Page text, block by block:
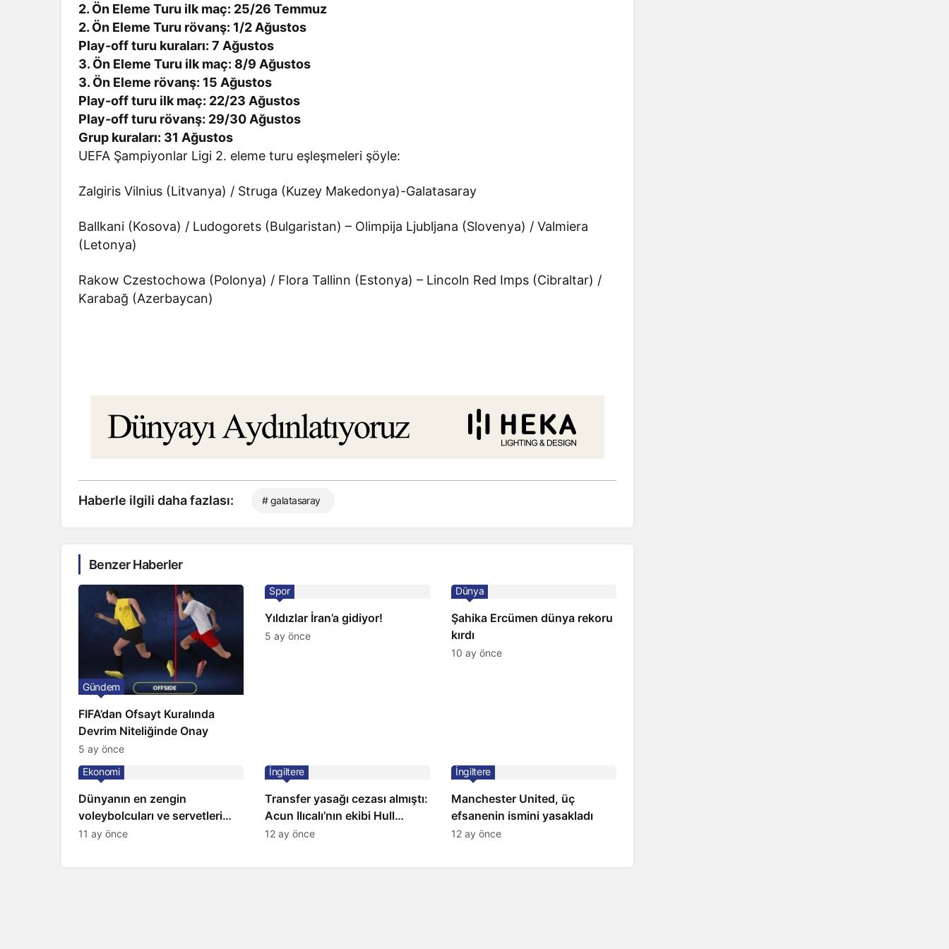
2. Ön Eleme Turu ilk maç: 25/26 Temmuz
2. Ön Eleme Turu rövanş: 1/2 Ağustos
Play-off turu kuraları: 7 Ağustos
3. Ön Eleme Turu ilk maç: 8/9 Ağustos
3. Ön Eleme rövanş: 15 Ağustos
Play-off turu ilk maç: 22/23 Ağustos
Play-off turu rövanş: 29/30 Ağustos
Grup kuraları: 31 Ağustos
UEFA Şampiyonlar Ligi 2. eleme turu eşleşmeleri şöyle:
Zalgiris Vilnius (Litvanya) / Struga (Kuzey Makedonya)-Galatasaray
Ballkani (Kosova) / Ludogorets (Bulgaristan) – Olimpija Ljubljana (Slovenya) / Valmiera
(Letonya)
Rakow Czestochowa (Polonya) / Flora Tallinn (Estonya) – Lincoln Red Imps (Cibraltar) /
Karabağ (Azerbaycan)
Haberle ilgili daha fazlası: # galatasaray
Benzer Haberler
FIFA’dan Ofsayt Kuralında
Devrim Niteliğinde Onay
Gündem
5 ay önce
Yıldızlar İran’a gidiyor!
Spor
5 ay önce
Şahika Ercümen dünya rekoru
kırdı
Dünya
10 ay önce
Dünyanın en zengin
voleybolcuları ve servetleri
açıklandı: Listede 2 Türk yıldız
Ekonomi
11 ay önce
Transfer yasağı cezası almıştı:
Acun Ilıcalı’nın ekibi Hull
City’ye kötü haber!
İngiltere
12 ay önce
Manchester United, üç
efsanenin ismini yasakladı
İngiltere
12 ay önce